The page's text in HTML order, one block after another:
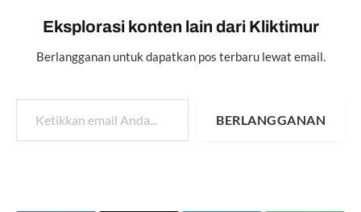
Eksplorasi konten lain dari Kliktimur
Berlangganan untuk dapatkan pos terbaru lewat email.
Ketikkan email Anda...
BERLANGGANAN